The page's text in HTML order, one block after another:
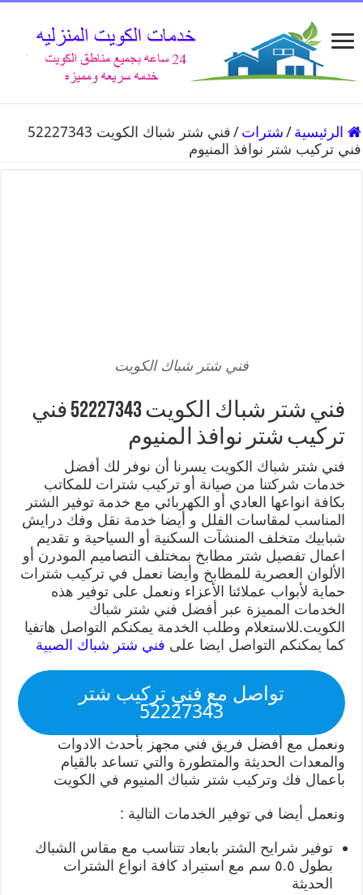
الرئيسية /شترات /
فني شتر شباك الكويت 52227343
فني تركيب شتر نوافذ المنيوم
فني شتر شباك الكويت
فني شتر شباك الكويت 52227343 فني
تركيب شتر نوافذ المنيوم
فني شتر شباك الكويت يسرنا أن نوفر لك أفضل
خدمات شركتنا من صيانة أو تركيب شترات للمكاتب
بكافة انواعها العادي أو الكهربائي مع خدمة توفير الشتر
المناسب لمقاسات الفلل و أيضا خدمة نقل وفك درايش
شبابيك متخلف المنشآت السكنية أو السياحية و تقديم
اعمال تفصيل شتر مطابخ بمختلف التصاميم المودرن أو
الألوان العصرية للمطابخ وأيضا نعمل في تركيب شترات
حماية لأبواب عملائنا الأعزاء ونعمل على توفير هذه
الخدمات المميزة عبر أفضل فني شتر شباك
الكويت.للاستعلام وطلب الخدمة يمكنكم التواصل هاتفيا
كما يمكنكم التواصل ايضا على فني شتر شباك الصبية
تواصل مع فني تركيب شتر
52227343
ونعمل مع أفضل فريق فني مجهز بأحدث الادوات
والمعدات الحديثة والمتطورة والتي تساعد بالقيام
باعمال فك وتركيب شتر شباك المنيوم في الكويت
ونعمل أيضا في توفير الخدمات التالية :
توفير شرايح الشتر بابعاد تتناسب مع مقاس الشباك
بطول ٥.٥ سم مع استيراد كافة انواع الشترات
الحديثة